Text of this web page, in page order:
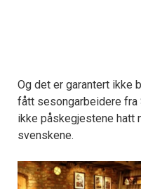
Og det er garantert ikke
fått sesongarbeidere fra
ikke påskegjestene hatt
svenskene.